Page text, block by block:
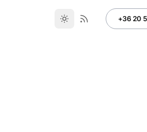
+36 20